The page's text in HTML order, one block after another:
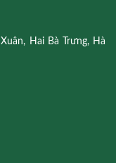
Hai Bà Trưng, Hà